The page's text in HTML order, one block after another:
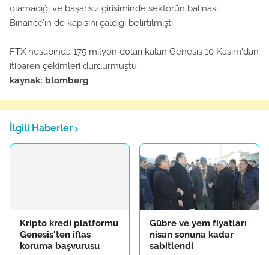
olamadığı ve başarısız girişiminde sektörün balinası
Binance’in de kapısını çaldığı belirtilmişti.
FTX hesabında 175 milyon doları kalan Genesis 10 Kasım'dan
itibaren çekimleri durdurmuştu.
kaynak: blomberg
İlgili Haberler
Kripto kredi platformu
Genesis'ten iflas
koruma başvurusu
Gübre ve yem fiyatları
nisan sonuna kadar
sabitlendi